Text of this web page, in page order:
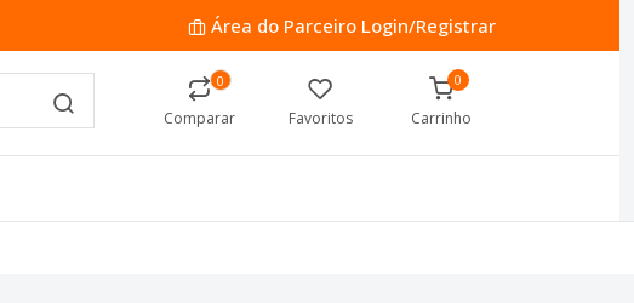
Área do Parceiro Login/Registrar
0
Comparar Favoritos
0
Carrinho